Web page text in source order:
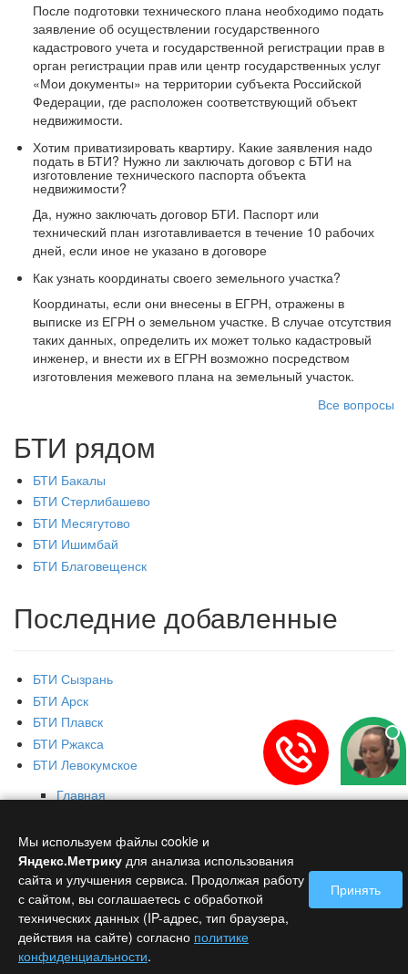
После подготовки технического плана необходимо подать
заявление об осуществлении государственного
кадастрового учета и государственной регистрации прав в
орган регистрации прав или центр государственных услуг
«Мои документы» на территории субъекта Российской
Федерации, где расположен соответствующий объект
недвижимости.
Хотим приватизировать квартиру. Какие заявления надо
подать в БТИ? Нужно ли заключать договор с БТИ на
изготовление технического паспорта объекта
недвижимости?
Да, нужно заключать договор БТИ. Паспорт или
технический план изготавливается в течение 10 рабочих
дней, если иное не указано в договоре
Как узнать координаты своего земельного участка?
Координаты, если они внесены в ЕГРН, отражены в
выписке из ЕГРН о земельном участке. В случае отсутствия
таких данных, определить их может только кадастровый
инженер, и внести их в ЕГРН возможно посредством
изготовления межевого плана на земельный участок.
Все вопросы
БТИ рядом
БТИ Бакалы
БТИ Стерлибашево
БТИ Месягутово
БТИ Ишимбай
БТИ Благовещенск
Последние добавленные
БТИ Сызрань
БТИ Арск
БТИ Плавск
БТИ Ржакса
БТИ Левокумское
Главная
Copyright © 2026 БТИ - Бюро технической инвентаризации.
Политика обработки персональных данных
Мы используем файлы cookie и
Яндекс.Метрику для анализа использования
сайта и улучшения сервиса. Продолжая работу
с сайтом, вы соглашаетесь с обработкой
технических данных (IP-адрес, тип браузера,
действия на сайте) согласно политике
конфиденциальности.
Принять